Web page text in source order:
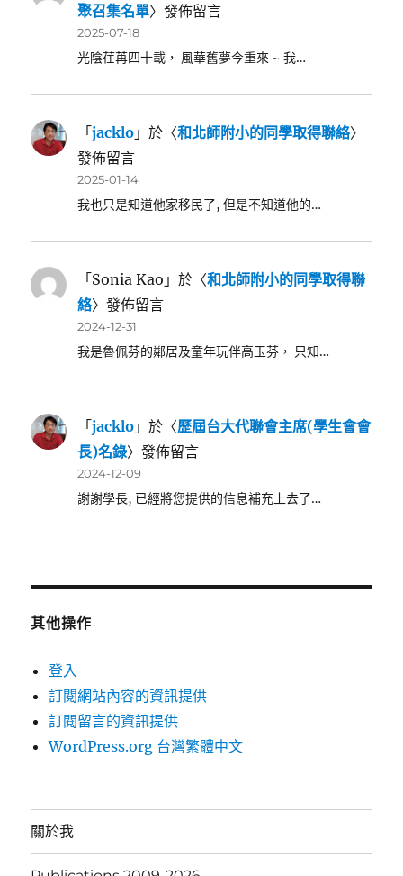
聚召集名單〉發佈留言
2025-07-18
光陰荏苒四十載， 風華舊夢今重來 ~ 我…
「jacklo 」於〈和北師附小的同學取得聯絡〉
發佈留言
2025-01-14
我也只是知道他家移民了, 但是不知道他的…
「Sonia Kao 」於〈和北師附小的同學取得聯
絡〉發佈留言
2024-12-31
我是魯佩芬的鄰居及童年玩伴高玉芬， 只知…
「jacklo 」於〈歷屆台大代聯會主席(學生會會
長)名錄〉發佈留言
2024-12-09
謝謝學長, 已經將您提供的信息補充上去了…
其他操作
登入
訂閱網站內容的資訊提供
訂閱留言的資訊提供
WordPress.org 台灣繁體中文
關於我